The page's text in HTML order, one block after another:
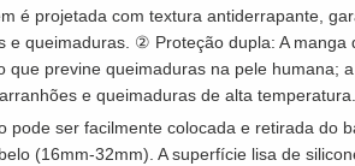
é projetada com textura antiderrapante,
queimaduras. ② Proteção dupla: A manga
previne queimaduras na pele humana;
e queimaduras de alta temperatura.
ser facilmente colocada e retirada do
(16mm-32mm). A superfície lisa de